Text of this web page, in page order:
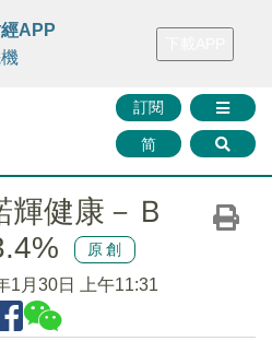
FINMETA 財華證券 媒體矩陣
訂閱
简
APP
輝健康－Ｂ
原創
1月30日 上午11:31